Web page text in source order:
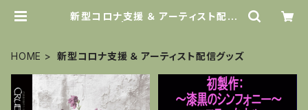
新型コロナ支援 ＆ アーティスト配信
HOME 新型コロナ支援 ＆ アーティスト配信グッズ